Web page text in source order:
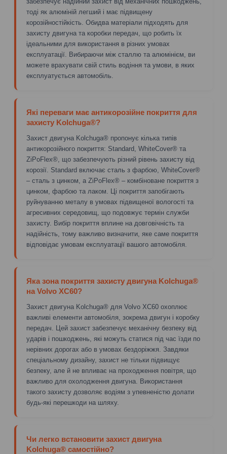
тоді як алюміній легший і має підвищену
корозійностійкість. Обидва матеріали підходять для
захисту двигуна та коробки передач, що робить їх
ідеальними для використання в різних умовах
експлуатації. Вибираючи між сталлю та алюмінієм, ви
можете врахувати свій стиль водіння та умови, в яких
експлуатується автомобіль.
Які переваги має антикорозійне покриття для
захисту Kolchuga®?
Захист двигуна Kolchuga® пропонує кілька типів
антикорозійного покриття: Standard, WhiteCover® та
ZiPoFlex®, що забезпечують різний рівень захисту від
корозії. Standard включає сталь з фарбою, WhiteCover®
– сталь з цинком, а ZiPoFlex® – комбіноване покриття з
цинком, фарбою та лаком. Ці покриття запобігають
руйнуванню металу в умовах підвищеної вологості та
агресивних середовищ, що подовжує термін служби
захисту. Вибір покриття вплине на довговічність та
надійність, тому важливо визначити, яке саме покриття
відповідає умовам експлуатації вашого автомобіля.
Яка зона покриття захисту двигуна Kolchuga®
на Volvo XC60?
Захист двигуна Kolchuga® для Volvo XC60 охоплює
важливі елементи автомобіля, зокрема двигун і коробку
передач. Цей захист забезпечує механічну безпеку від
ударів і пошкоджень, які можуть статися під час їзди по
нерівних дорогах або в умовах бездоріжжя. Завдяки
спеціальному дизайну, захист не тільки підвищує
безпеку, але й не впливає на проходження повітря, що
важливо для охолодження двигуна. Використання
такого захисту дозволяє водіям з упевненістю долати
будь-які перешкоди на шляху.
Чи легко встановити захист двигуна
Kolchuga® самостійно?